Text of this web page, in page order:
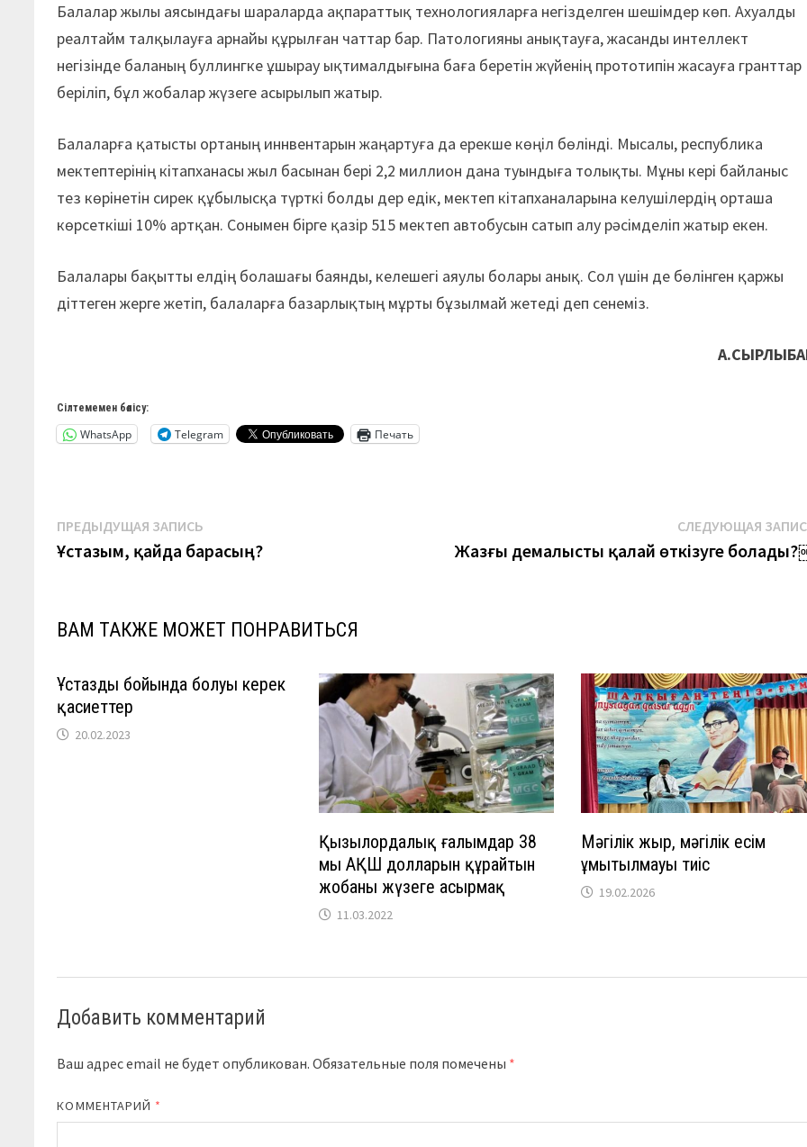
Балалар жылы аясындағы шараларда ақпараттық технологияларға негізделген шешімдер көп. Ахуалды
реалтайм талқылауға арнайы құрылған чаттар бар. Патологияны анықтауға, жасанды интеллект
негізінде баланың буллингке ұшырау ықтималдығына баға беретін жүйенің прототипін жасауға гранттар
беріліп, бұл жобалар жүзеге асырылып жатыр.
Балаларға қатысты ортаның иннвентарын жаңартуға да ерекше көңіл бөлінді. Мысалы, республика
мектептерінің кітапханасы жыл басынан бері 2,2 миллион дана туындыға толықты. Мұны кері байланыс
тез көрінетін сирек құбылысқа түрткі болды дер едік, мектеп кітапханаларына келушілердің орташа
көрсеткіші 10% артқан. Сонымен бірге қазір 515 мектеп автобусын сатып алу рәсімделіп жатыр екен.
Балалары бақытты елдің болашағы баянды, келешегі аяулы болары анық. Сол үшін де бөлінген қаржы
діттеген жерге жетіп, балаларға базарлықтың мұрты бұзылмай жетеді деп сенеміз.
Сілтемемен бөлісу:
WhatsApp Telegram Печать
Навигация
по
ПРЕДЫДУЩАЯ ЗАПИСЬ
запись:
Ұстазым, қайда барасың?
СЛЕДУЮЩАЯ
Жазғы демалысты қалай өткізуге
ВАМ ТАКЖЕ МОЖЕТ ПОНРАВИТЬСЯ
Ұстаздың бойында болуы керек
қасиеттер
20.02.2023
Қызылордалық ғалымдар 38
мың АҚШ долларын құрайтын
жобаны жүзеге асырмақ
11.03.2022
Мәңгілік жыр, мәңгілік есім
ұмытылмауы тиіс
19.02.2026
Добавить комментарий
Ваш адрес email не будет опубликован. Обязательные поля помечены *
КОММЕНТАРИЙ *